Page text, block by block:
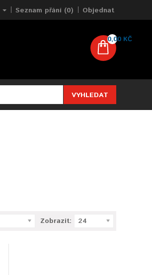
Seznam přání (0) Objednat
0,00 KČ
VYHLEDAT
Zobrazit: 24